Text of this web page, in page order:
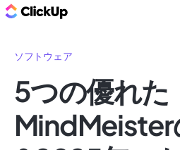
ソフトウェア
5つの優れた
MindMeister